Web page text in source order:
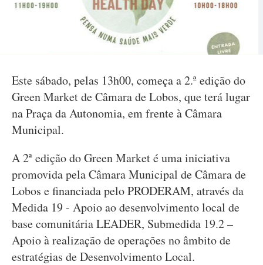
Este sábado, pelas 13h00, começa a 2.ª edição do
Green Market de Câmara de Lobos, que terá lugar
na Praça da Autonomia, em frente à Câmara
Municipal.
A 2ª edição do Green Market é uma iniciativa
promovida pela Câmara Municipal de Câmara de
Lobos e financiada pelo PRODERAM, através da
Medida 19 - Apoio ao desenvolvimento local de
base comunitária LEADER, Submedida 19.2 –
Apoio à realização de operações no âmbito de
estratégias de Desenvolvimento Local.